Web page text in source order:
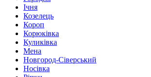
Ічня
Козелець
Короп
Корюківка
Куликівка
Мена
Новгород-Сіверський
Носівка